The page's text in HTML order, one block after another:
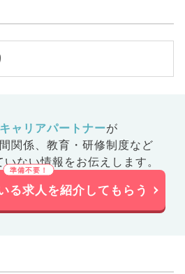
ャリアパートナーが
関係、 教育・研修制度など
ない情報をお伝えします。
る求人を紹介してもらう